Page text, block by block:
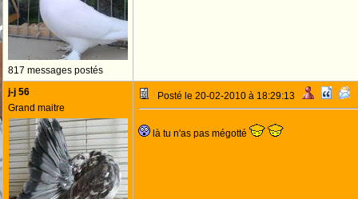
817 messages postés
j-j 56
Grand maitre
Posté le 20-02-2010 à 18:29:13
là tu n'as pas mégotté